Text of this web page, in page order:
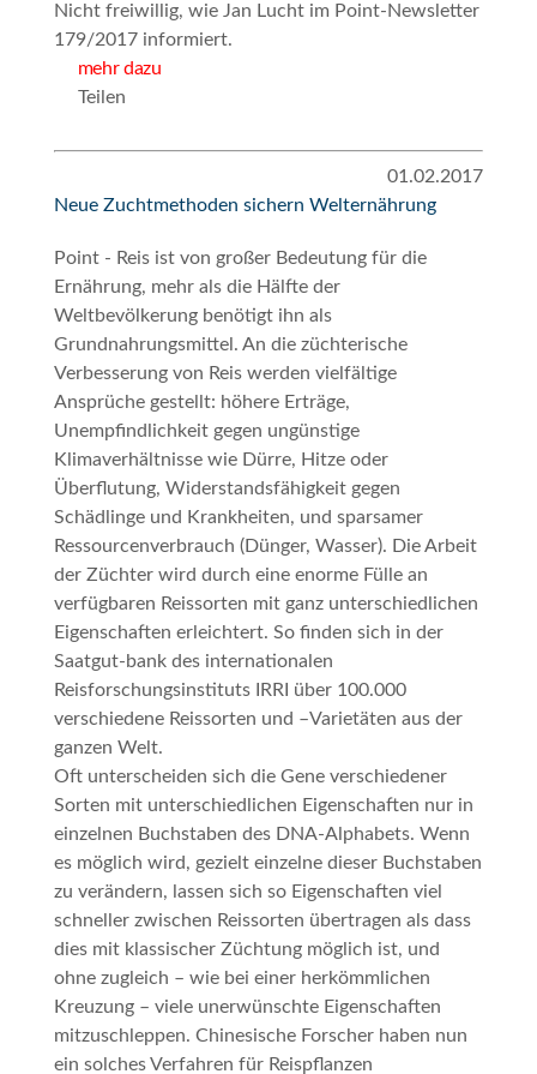
Nicht freiwillig, wie Jan Lucht im Point-Newsletter
179/2017 informiert.
mehr dazu
Teilen
01.02.2017
Neue Zuchtmethoden sichern Welternährung
Point - Reis ist von großer Bedeutung für die
Ernährung, mehr als die Hälfte der
Weltbevölkerung benötigt ihn als
Grundnahrungsmittel. An die züchterische
Verbesserung von Reis werden vielfältige
Ansprüche gestellt: höhere Erträge,
Unempfindlichkeit gegen ungünstige
Klimaverhältnisse wie Dürre, Hitze oder
Überflutung, Widerstandsfähigkeit gegen
Schädlinge und Krankheiten, und sparsamer
Ressourcenverbrauch (Dünger, Wasser). Die Arbeit
der Züchter wird durch eine enorme Fülle an
verfügbaren Reissorten mit ganz unterschiedlichen
Eigenschaften erleichtert. So finden sich in der
Saatgut-bank des internationalen
Reisforschungsinstituts IRRI über 100.000
verschiedene Reissorten und –Varietäten aus der
ganzen Welt.
Oft unterscheiden sich die Gene verschiedener
Sorten mit unterschiedlichen Eigenschaften nur in
einzelnen Buchstaben des DNA-Alphabets. Wenn
es möglich wird, gezielt einzelne dieser Buchstaben
zu verändern, lassen sich so Eigenschaften viel
schneller zwischen Reissorten übertragen als dass
dies mit klassischer Züchtung möglich ist, und
ohne zugleich – wie bei einer herkömmlichen
Kreuzung – viele unerwünschte Eigenschaften
mitzuschleppen. Chinesische Forscher haben nun
ein solches Verfahren für Reispflanzen